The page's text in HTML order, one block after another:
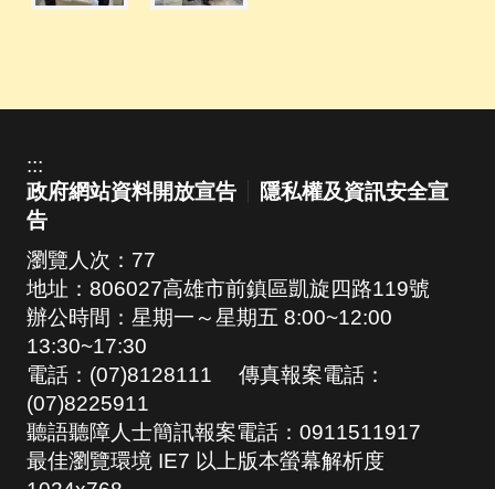
:::
政府網站資料開放宣告
隱私權及資訊安全宣
告
瀏覽人次： 77
地址：806027高雄市前鎮區凱旋四路119號
辦公時間：星期一～星期五 8:00~12:00
13:30~17:30
電話：(07)8128111 傳真報案電話：
(07)8225911
聽語聽障人士簡訊報案電話：0911511917
最佳瀏覽環境 IE7 以上版本螢幕解析度